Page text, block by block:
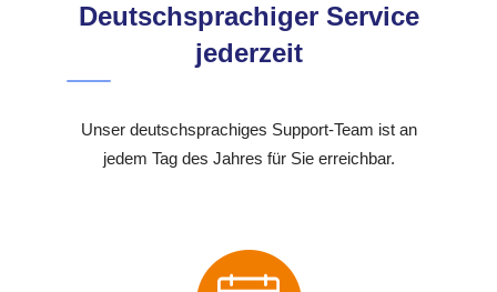
Deutschsprachiger Service
jederzeit
Unser deutschsprachiges Support-Team ist an
jedem Tag des Jahres für Sie erreichbar.